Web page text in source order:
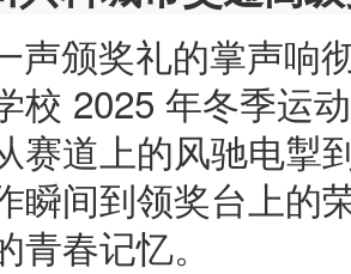
声颁奖礼的掌声响
校 2025 年冬季运
赛道上的风驰电掣
瞬间到领奖台上的
青春记忆。